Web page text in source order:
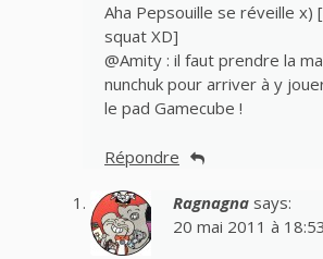
Aha Pepsouille se réveille x)
squat XD]
@Amity : il faut prendre la
nunchuk pour arriver à y
le pad Gamecube !
Répondre
Ragnagna says:
20 mai 2011 à 18:53